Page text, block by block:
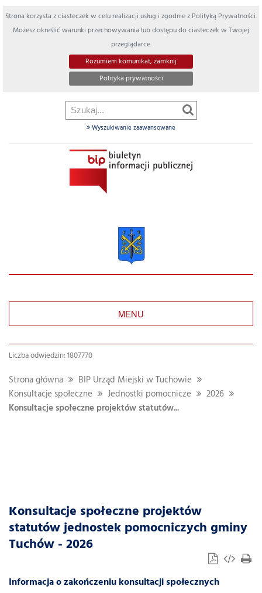
Strona korzysta z ciasteczek w celu realizacji usług i zgodnie z Polityką Prywatności.
Możesz określić warunki przechowywania lub dostępu do ciasteczek w Twojej
przeglądarce.
Rozumiem komunikat, zamknij
Polityka prywatności
Wyszukiwanie zaawansowane
MENU
Liczba odwiedzin: 1807770
Strona główna
BIP Urząd Miejski w Tuchowie
Konsultacje społeczne
Jednostki pomocnicze
2026
Konsultacje społeczne projektów statutów...
Konsultacje społeczne projektów
statutów jednostek pomocniczych gminy
Tuchów - 2026
Informacja o zakończeniu konsultacji społecznych